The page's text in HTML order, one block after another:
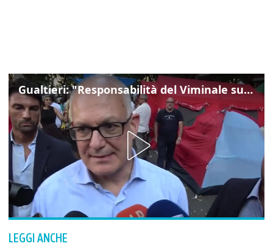
Gualtieri: "Responsabilità del Viminale su Spin Time? La posizione dei partiti è nota"
LEGGI ANCHE